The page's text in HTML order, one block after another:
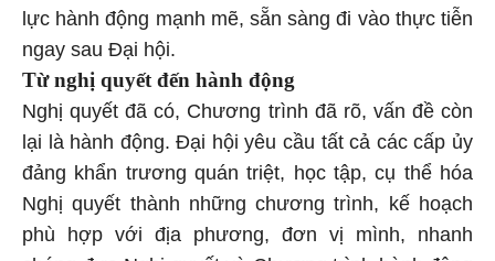
lực hành động mạnh mẽ, sẵn sàng đi vào thực tiễn
ngay sau Đại hội.
Từ nghị quyết đến hành động
Nghị quyết đã có, Chương trình đã rõ, vấn đề còn
lại là hành động. Đại hội yêu cầu tất cả các cấp ủy
đảng khẩn trương quán triệt, học tập, cụ thể hóa
Nghị quyết thành những chương trình, kế hoạch
phù hợp với địa phương, đơn vị mình, nhanh